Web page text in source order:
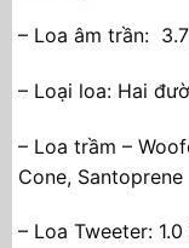
– Loa âm trần:
– Loại loa: Hai
– Loa trầm –
Cone, Santoprene
– Loa Tweeter: